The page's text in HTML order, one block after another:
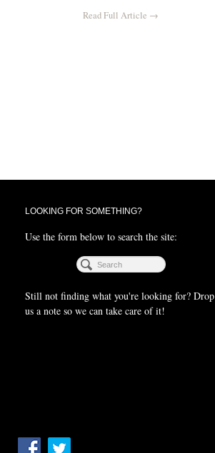
Read Full Article →
LOOKING FOR SOMETHING?
Use the form below to search the site:
Still not finding what you're looking for? Drop
us a note so we can take care of it!